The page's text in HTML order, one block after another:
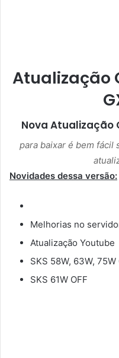
Atualização
Nova Atualização
para baixar é bem fácil
Novidades dessa versão:
Melhorias no
Atualização Youtube
SKS 58W, 63W, 75W
SKS 61W OFF